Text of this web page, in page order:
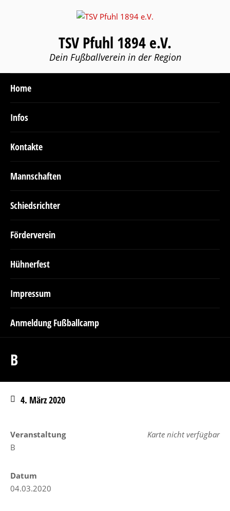
TSV Pfuhl 1894 e.V.
Dein Fußballverein in der Region
Home
Infos
Kontakte
Mannschaften
Schiedsrichter
Förderverein
Hühnerfest
Impressum
Anmeldung Fußballcamp
B
4. März 2020
Karte nicht verfügbar
Veranstaltung
B
Datum
04.03.2020